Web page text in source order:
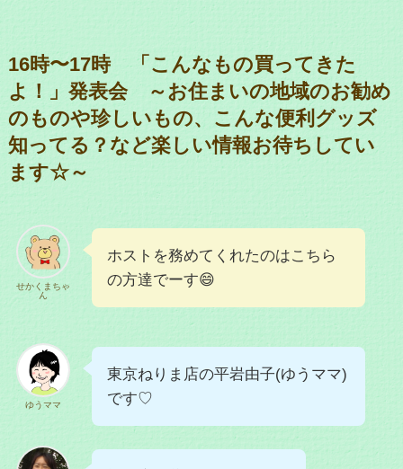
16時〜17時 「こんなもの買ってきた
よ！」発表会 ～お住まいの地域のお勧め
のものや珍しいもの、こんな便利グッズ
知ってる？など楽しい情報お待ちしてい
ます☆～
せかくまちゃ
ん
ホストを務めてくれたのはこちら
の方達でーす😄
ゆうママ
東京ねりま店の平岩由子(ゆうママ)
です♡